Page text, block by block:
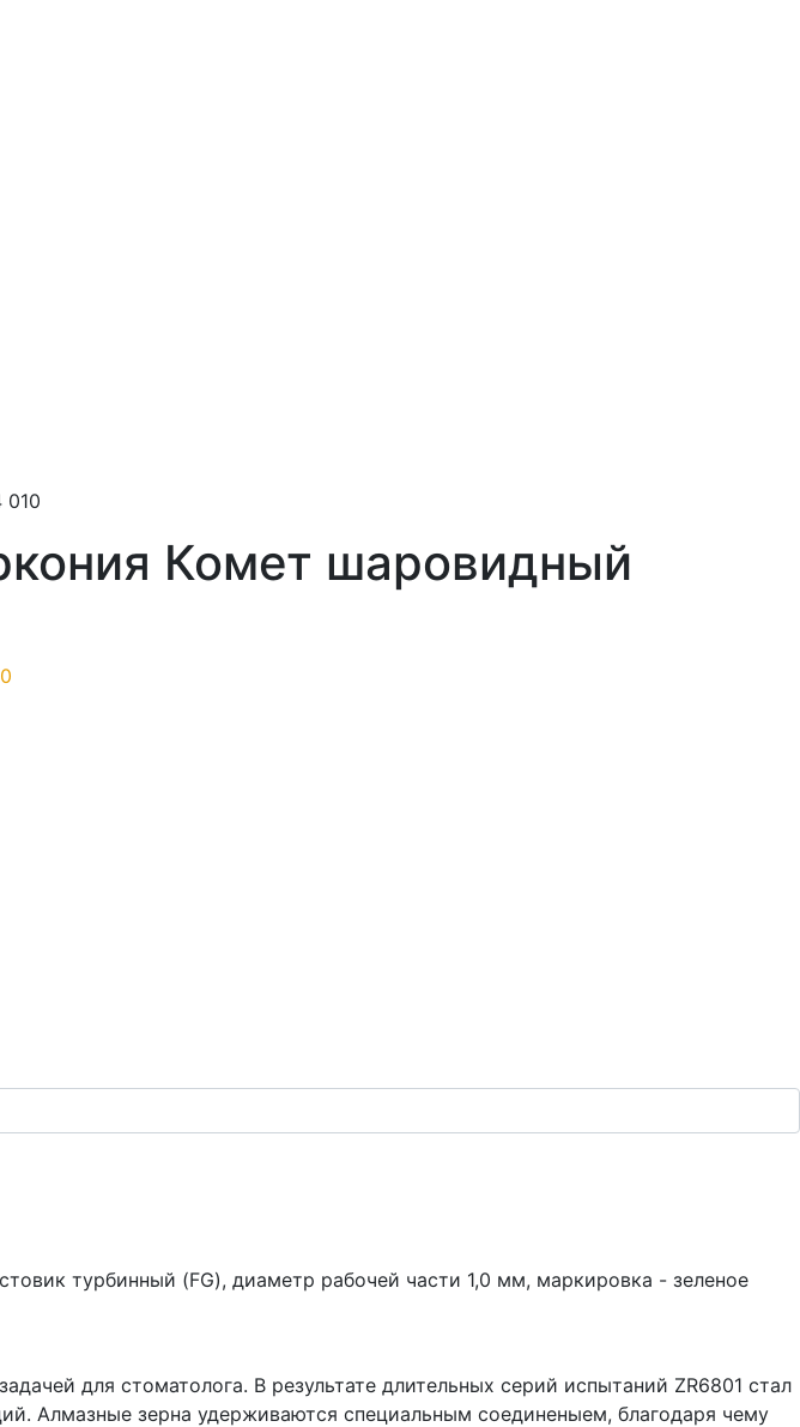
010
Комет шаровидный
турбинный (FG), диаметр рабочей части 1,0 мм, маркировка - зеленое
для стоматолога. В результате длительных серий испытаний ZR6801 стал
Алмазные зерна удерживаются специальным соединеныем, благодаря чему